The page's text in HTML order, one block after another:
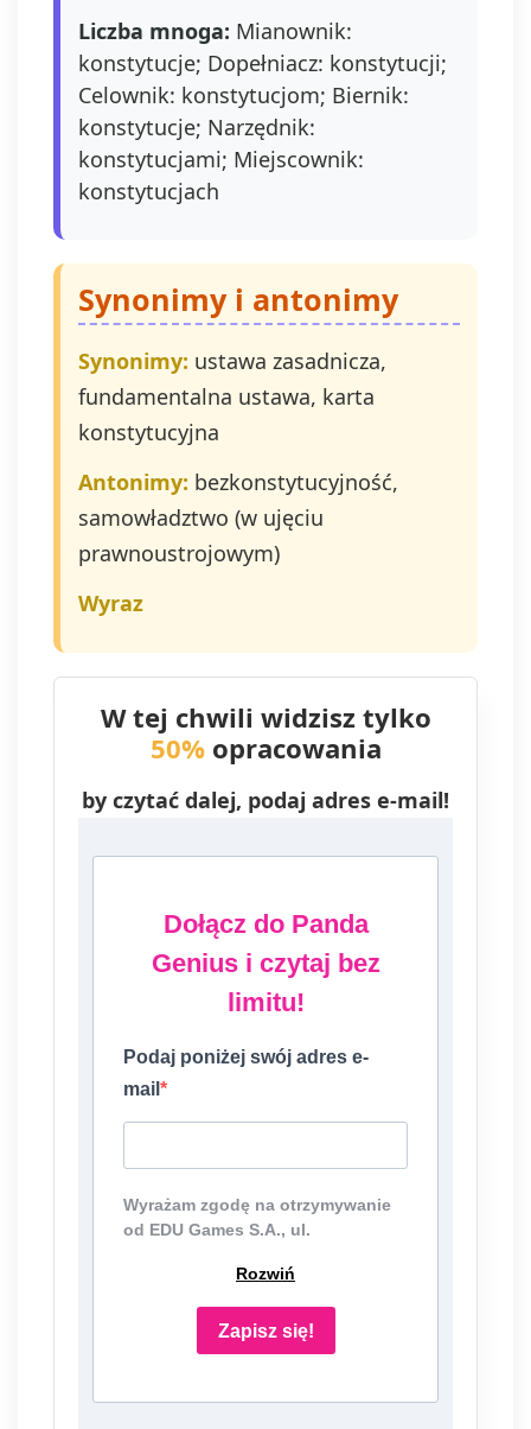
Liczba mnoga: Mianownik:
konstytucje; Dopełniacz: konstytucji;
Celownik: konstytucjom; Biernik:
konstytucje; Narzędnik:
konstytucjami; Miejscownik:
konstytucjach
Synonimy i antonimy
Synonimy: ustawa zasadnicza,
fundamentalna ustawa, karta
konstytucyjna
Antonimy: bezkonstytucyjność,
samowładztwo (w ujęciu
prawnoustrojowym)
Wyraz
W tej chwili widzisz tylko
50%opracowania
by czytać dalej, podaj adres e-mail!
Dołącz do Panda
Genius i czytaj bez
limitu!
Podaj poniżej swój adres e-
mail
Wyrażam zgodę na otrzymywanie
od EDU Games S.A., ul.
Czeladź, NIP: 6252475036, KRS:
0000861152, REGON: 387109330
(dalej jako "Administrator")
newslettera, czyli informacji o
szkolnictwem oraz ofert
Rozwiń
Zapisz się!